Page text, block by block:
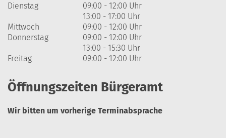
Dienstag
09:00 - 12:00 Uhr
13:00 - 17:00 Uhr
Mittwoch
09:00 - 12:00 Uhr
Donnerstag
09:00 - 12:00 Uhr
13:00 - 15:30 Uhr
Freitag
09:00 - 12:00 Uhr
Öffnungszeiten Bürgeramt
Wir bitten um vorherige Terminabsprache